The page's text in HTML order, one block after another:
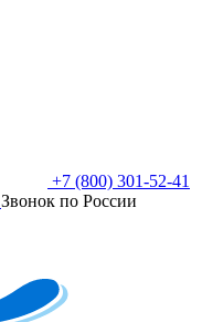
+7 (800) 301-52-41
Звонок по России